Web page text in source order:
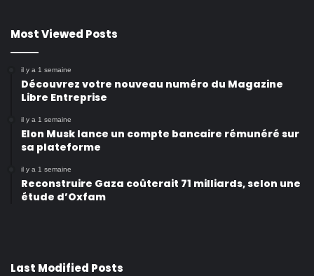
Most Viewed Posts
il y a 1 semaine
Découvrez votre nouveau numéro du Magazine
Libre Entreprise
il y a 1 semaine
Elon Musk lance un compte bancaire rémunéré sur
sa plateforme
il y a 1 semaine
Reconstruire Gaza coûterait 71 milliards, selon une
étude d’Oxfam
Last Modified Posts